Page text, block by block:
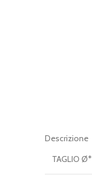
Descrizione
TAGLIO Ø*